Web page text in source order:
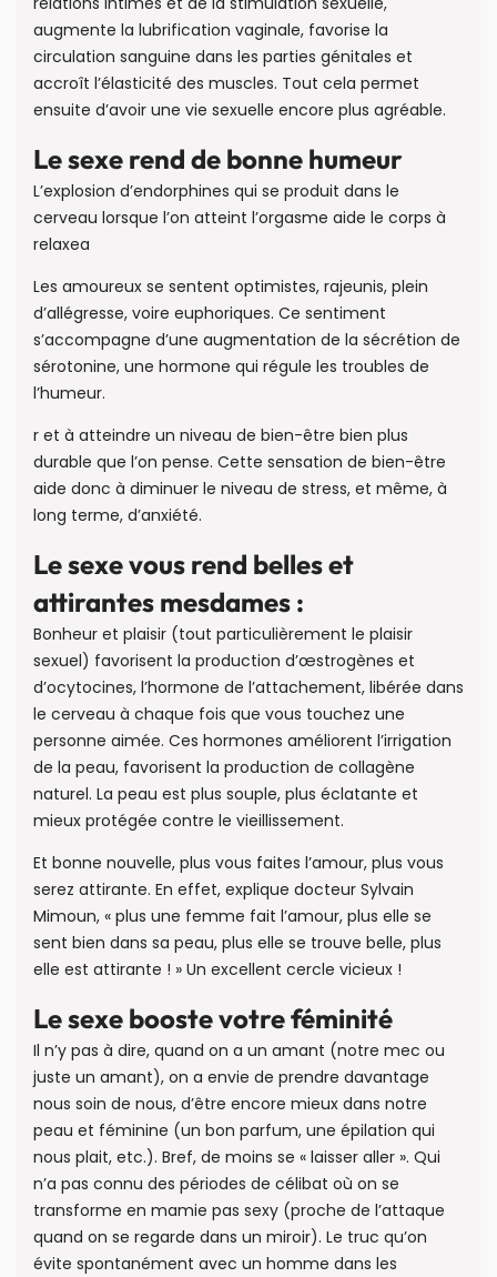
augmente la lubrification vaginale, favorise la
circulation sanguine dans les parties génitales et
accroît l’élasticité des muscles. Tout cela permet
ensuite d’avoir une vie sexuelle encore plus agréable.
Le sexe rend de bonne humeur
L’explosion d’endorphines qui se produit dans le
cerveau lorsque l’on atteint l’orgasme aide le corps à
relaxea
Les amoureux se sentent optimistes, rajeunis, plein
d’allégresse, voire euphoriques. Ce sentiment
s’accompagne d’une augmentation de la sécrétion de
sérotonine, une hormone qui régule les troubles de
l’humeur.
r et à atteindre un niveau de bien-être bien plus
durable que l’on pense. Cette sensation de bien-être
aide donc à diminuer le niveau de stress, et même, à
long terme, d’anxiété.
Le sexe vous rend belles et
attirantes mesdames :
Bonheur et plaisir (tout particulièrement le plaisir
sexuel) favorisent la production d’œstrogènes et
d’ocytocines, l’hormone de l’attachement, libérée dans
le cerveau à chaque fois que vous touchez une
personne aimée. Ces hormones améliorent l’irrigation
de la peau, favorisent la production de collagène
naturel. La peau est plus souple, plus éclatante et
mieux protégée contre le vieillissement.
Et bonne nouvelle, plus vous faites l’amour, plus vous
serez attirante. En effet, explique docteur Sylvain
Mimoun, « plus une femme fait l’amour, plus elle se
sent bien dans sa peau, plus elle se trouve belle, plus
elle est attirante ! » Un excellent cercle vicieux !
Le sexe booste votre féminité
Il n’y pas à dire, quand on a un amant (notre mec ou
juste un amant), on a envie de prendre davantage
nous soin de nous, d’être encore mieux dans notre
peau et féminine (un bon parfum, une épilation qui
nous plait, etc.). Bref, de moins se « laisser aller ». Qui
n’a pas connu des périodes de célibat où on se
transforme en mamie pas sexy (proche de l’attaque
quand on se regarde dans un miroir). Le truc qu’on
évite spontanément avec un homme dans les